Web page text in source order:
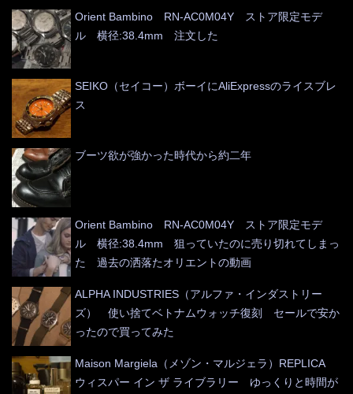
Orient Bambino RN-AC0M04Y ストア限定モデ
ル 横径:38.4mm 注文した
SEIKO（セイコー）ボーイにAliExpressのライスブレ
ス
ブーツ欲が強かった時代から約二年
Orient Bambino RN-AC0M04Y ストア限定モデ
ル 横径:38.4mm 狙っていたのに売り切れてしまっ
た 過去の洒落たオリエントの動画
ALPHA INDUSTRIES（アルファ・インダストリー
ズ） 使い捨てベトナムウォッチ復刻 セールで安か
ったので買ってみた
Maison Margiela（メゾン・マルジェラ）REPLICA
ウィスパー イン ザ ライブラリー ゆっくりと時間が